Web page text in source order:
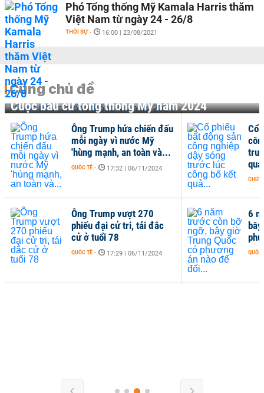
Phó Tổng thống Mỹ Kamala Harris thăm
Việt Nam từ ngày 24 - 26/8
THỜI SỰ - 16:00 | 23/08/2021
Cùng chủ đề
Cuộc bầu cử tổng thống Mỹ năm 2024
6
QUỐC
Ông Trump hứa chiến đấu
mỗi ngày vì nước Mỹ
'hùng mạnh, an toàn và...
QUỐC TẾ - 17:32 | 06/11/2024
Ông Trump vượt 270
phiếu đại cử tri, tái đắc
cử ở tuổi 78
QUỐC TẾ - 17:29 | 06/11/2024
Cổ